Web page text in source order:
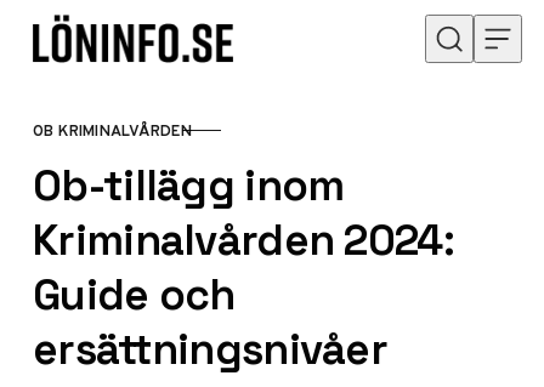
Hoppa till innehåll
KATEGORI
OB KRIMINALVÅRDEN
Ob-tillägg inom
Kriminalvården 2024:
Guide och
ersättningsnivåer